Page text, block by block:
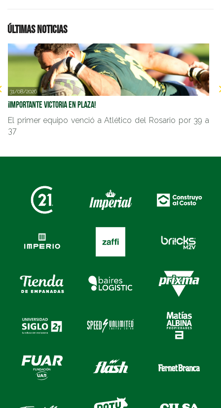
Últimas noticias
31/08/2026
¡Importante victoria en Plaza!
El primer equipo venció a Atlético del Rosario por 39 a
37